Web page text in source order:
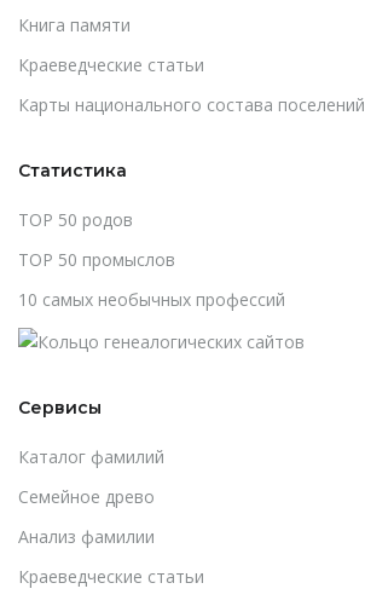
Книга памяти
Краеведческие статьи
Карты национального состава поселений
Статистика
TOP 50 родов
TOP 50 промыслов
10 самых необычных профессий
Сервисы
Каталог фамилий
Cемейное древо
Анализ фамилии
Краеведческие статьи